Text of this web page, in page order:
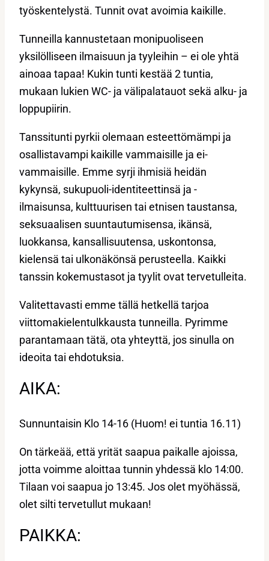
työskentelystä. Tunnit ovat avoimia kaikille.
Tunneilla kannustetaan monipuoliseen
yksilölliseen ilmaisuun ja tyyleihin – ei ole yhtä
ainoaa tapaa! Kukin tunti kestää 2 tuntia,
mukaan lukien WC- ja välipalatauot sekä alku- ja
loppupiirin.
Tanssitunti pyrkii olemaan esteettömämpi ja
osallistavampi kaikille vammaisille ja ei-
vammaisille. Emme syrji ihmisiä heidän
kykynsä, sukupuoli-identiteettinsä ja -
ilmaisunsa, kulttuurisen tai etnisen taustansa,
seksuaalisen suuntautumisensa, ikänsä,
luokkansa, kansallisuutensa, uskontonsa,
kielensä tai ulkonäkönsä perusteella. Kaikki
tanssin kokemustasot ja tyylit ovat tervetulleita.
Valitettavasti emme tällä hetkellä tarjoa
viittomakielentulkkausta tunneilla. Pyrimme
parantamaan tätä, ota yhteyttä, jos sinulla on
ideoita tai ehdotuksia.
AIKA:
Sunnuntaisin Klo 14-16 (Huom! ei tuntia 16.11)
On tärkeää, että yrität saapua paikalle ajoissa,
jotta voimme aloittaa tunnin yhdessä klo 14:00.
Tilaan voi saapua jo 13:45. Jos olet myöhässä,
olet silti tervetullut mukaan!
PAIKKA: